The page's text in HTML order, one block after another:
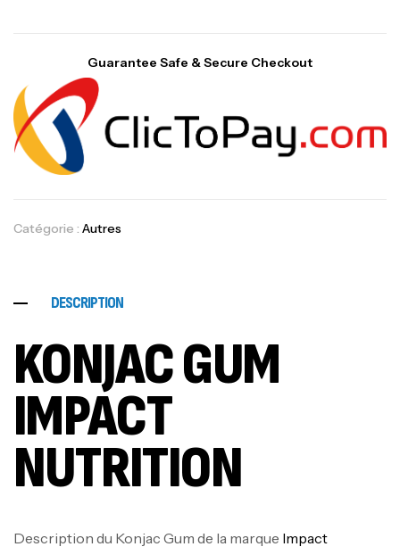
Guarantee Safe & Secure Checkout
Catégorie : Autres
DESCRIPTION
KONJAC GUM
IMPACT
NUTRITION
Description du Konjac Gum de la marque Impact